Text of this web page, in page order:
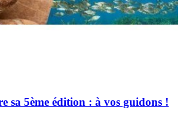
sa 5ème édition : à vos guidons !